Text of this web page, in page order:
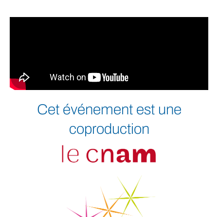
Cet événement est une
coproduction